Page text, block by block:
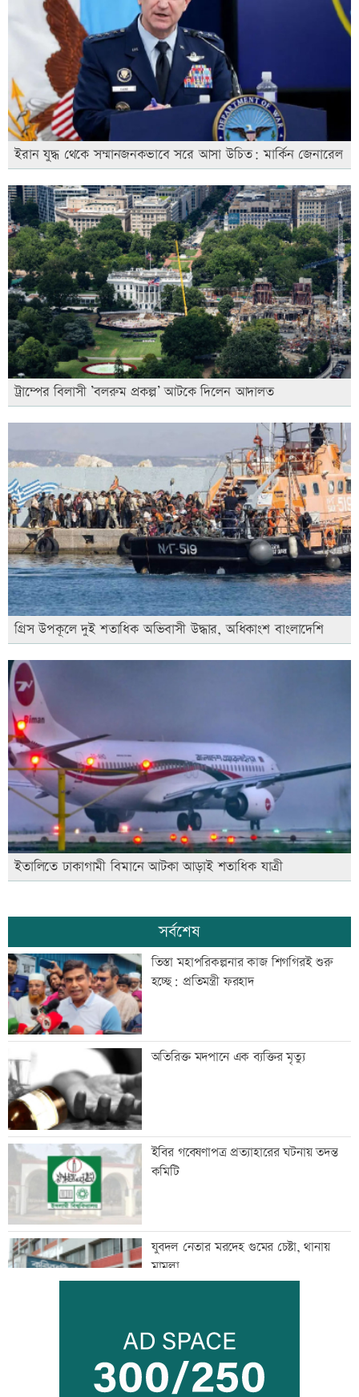
ইরান যুদ্ধ থেকে সম্মানজনকভাবে সরে আসা উচিত: মার্কিন জেনারেল
ট্রাম্পের বিলাসী ’বলরুম প্রকল্প’ আটকে দিলেন আদালত
গ্রিস উপকূলে দুই শতাধিক অভিবাসী উদ্ধার, অধিকাংশ বাংলাদেশি
ইতালিতে ঢাকাগামী বিমানে আটকা আড়াই শতাধিক যাত্রী
সর্বশেষ
তিস্তা মহাপরিকল্পনার কাজ শিগগিরই শুরু
হচ্ছে: প্রতিমন্ত্রী ফরহাদ
অতিরিক্ত মদপানে এক ব্যক্তির মৃত্যু
ইবির গবেষণাপত্র প্রত্যাহারের ঘটনায় তদন্ত
কমিটি
যুবদল নেতার মরদেহ গুমের চেষ্টা, থানায়
মামলা
দেশকে কী দিতে পারলাম, সেটিই গুরুত্বপূর্ণ:
প্রধানমন্ত্রী